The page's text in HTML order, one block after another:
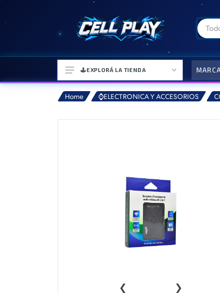
🎮CONSOLAS Y VIDEOJUEGOS
🎵PARLANTES BLUETOOTH🎵
👕INDUMENTARIA🧢
👾COLECCIONABLES🧸
🕹️EXPLORÁ LA TIENDA
Home ⌚ELECTRONICA Y ACCESORIOS
‹ ›